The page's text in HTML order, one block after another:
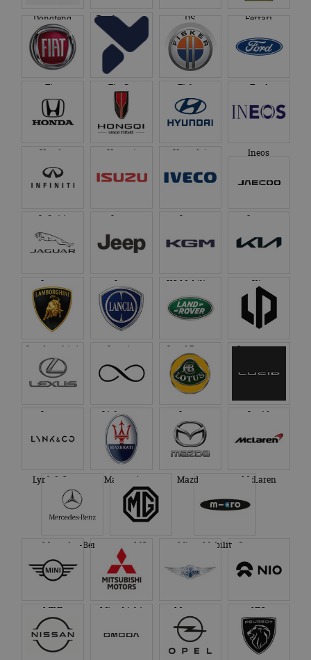
Dongfeng Donkervoort DS Ferrari
Fiat Firefly Fisker Ford
Honda Hongqi Hyundai Ineos
Infiniti Isuzu Iveco Jaecoo
Jaguar Jeep KG Mobility Kia
Lamborghini Lancia Land Rover Leapmotor
Lexus Lightyear Lotus Lucid
Lynk & Co Maserati Mazda McLaren
Mercedes-Benz MG Micro Mobility Systems
MINI Mitsubishi Morgan NIO